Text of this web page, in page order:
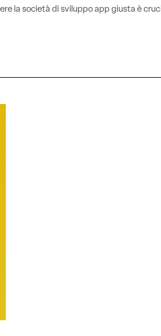
la società di sviluppo app giusta è